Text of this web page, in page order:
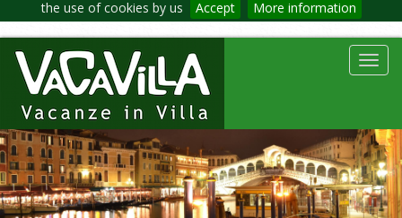
the use of cookies by us Accept More information